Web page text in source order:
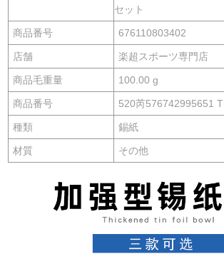
セット
商品番号 676110803402
店舗 楽超スポーツ専門店
商品毛重量 100.00 g
商品番号 520芮576742995651 T
種類 錫紙
材質 その他